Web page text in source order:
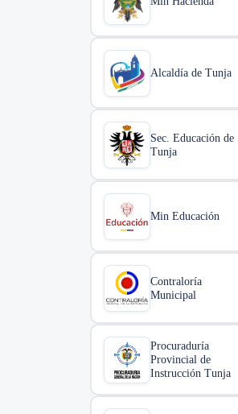
Alcaldía de Tunja
Sec. Educación de
Tunja
Min Educación
Contraloría
Municipal
Procuraduría
Provincial de
Instrucción Tunja